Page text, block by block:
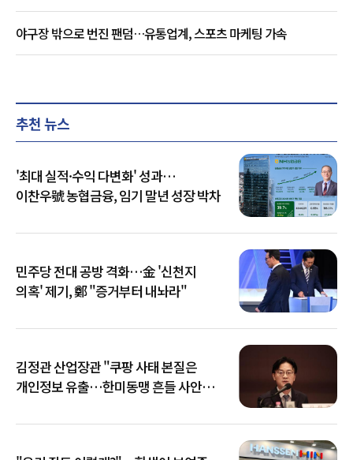
야구장 밖으로 번진 팬덤…유통업계, 스포츠 마케팅 가속
추천 뉴스
'최대 실적·수익 다변화' 성과…
이찬우號 농협금융, 임기 말년 성장 박차
민주당 전대 공방 격화…金 '신천지
의혹' 제기, 鄭 "증거부터 내놔라"
김정관 산업장관 "쿠팡 사태 본질은
개인정보 유출…한미동맹 흔들 사안